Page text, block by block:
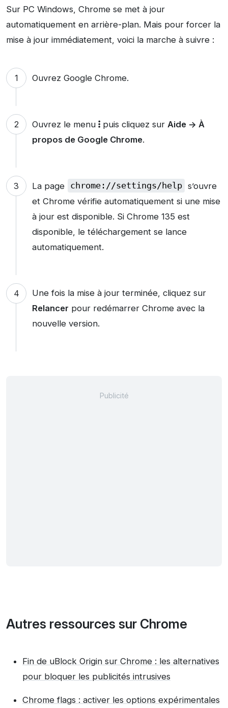
Sur PC Windows, Chrome se met à jour
automatiquement en arrière-plan. Mais pour forcer la
mise à jour immédiatement, voici la marche à suivre :
Ouvrez Google Chrome.
Ouvrez le menu puis cliquez sur Aide -> À
propos de Google Chrome.
La page chrome://settings/help s’ouvre
et Chrome vérifie automatiquement si une mise
à jour est disponible. Si Chrome 135 est
disponible, le téléchargement se lance
automatiquement.
Une fois la mise à jour terminée, cliquez sur
Relancer pour redémarrer Chrome avec la
nouvelle version.
Autres ressources sur Chrome
Fin de uBlock Origin sur Chrome : les alternatives
pour bloquer les publicités intrusives
Chrome flags : activer les options expérimentales